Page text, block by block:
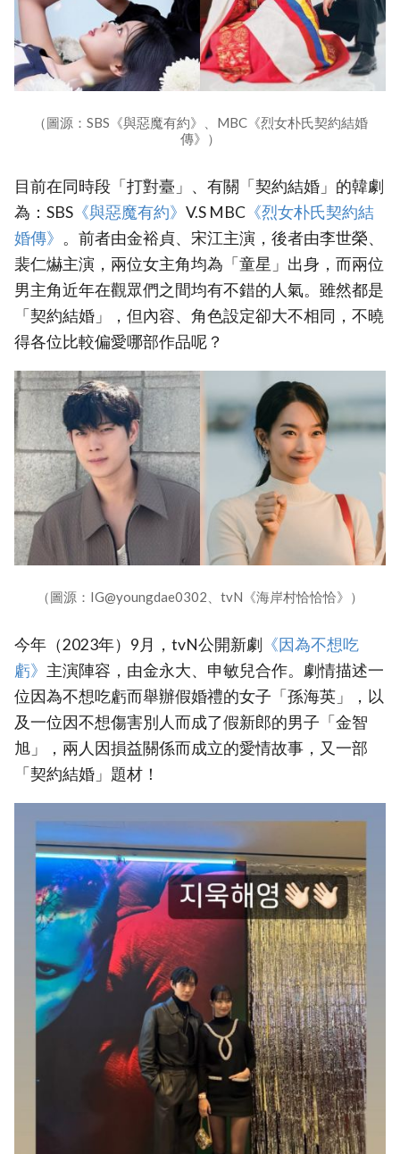
（圖源：SBS《與惡魔有約》、MBC《烈女朴氏契約結婚
傳》）
目前在同時段「打對臺」、有關「契約結婚」的韓劇
為：SBS ‎《與惡魔有約》‎ V.S MBC ‎《烈女朴氏契約結
婚傳》‎ 。前者由金裕貞、宋江主演，後者由李世榮、
裴仁爀主演，兩位女主角均為「童星」出身，而兩位
男主角近年在觀眾們之間均有不錯的人氣。雖然都是
「契約結婚」，但內容、角色設定卻大不相同，不曉
得各位比較偏愛哪部作品呢？
（圖源：IG@youngdae0302、tvN《海岸村恰恰恰》）
今年（2023年）9月，tvN公開新劇
‎《因為不想吃
虧》‎ 主演陣容，由金永大、申敏兒合作。劇情描述一
位因為不想吃虧而舉辦假婚禮的女子「孫海英」，以
及一位因不想傷害別人而成了假新郎的男子「金智
旭」，兩人因損益關係而成立的愛情故事，又一部
「契約結婚」題材！